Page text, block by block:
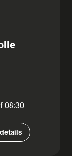
08:30